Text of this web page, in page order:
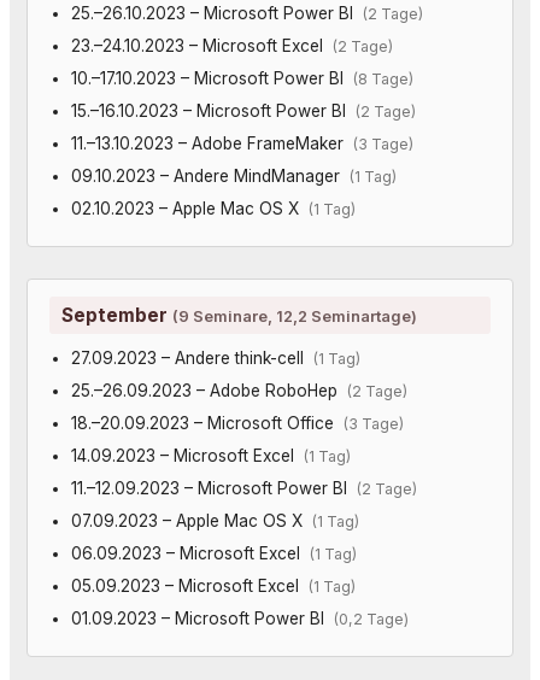
25.–26.10.2023 – Microsoft Power BI (2 Tage)
23.–24.10.2023 – Microsoft Excel (2 Tage)
10.–17.10.2023 – Microsoft Power BI (8 Tage)
15.–16.10.2023 – Microsoft Power BI (2 Tage)
11.–13.10.2023 – Adobe FrameMaker (3 Tage)
09.10.2023 – Andere MindManager (1 Tag)
02.10.2023 – Apple Mac OS X (1 Tag)
September (9 Seminare, 12,2 Seminartage)
27.09.2023 – Andere think-cell (1 Tag)
25.–26.09.2023 – Adobe RoboHep (2 Tage)
18.–20.09.2023 – Microsoft Office (3 Tage)
14.09.2023 – Microsoft Excel (1 Tag)
11.–12.09.2023 – Microsoft Power BI (2 Tage)
07.09.2023 – Apple Mac OS X (1 Tag)
06.09.2023 – Microsoft Excel (1 Tag)
05.09.2023 – Microsoft Excel (1 Tag)
01.09.2023 – Microsoft Power BI (0,2 Tage)